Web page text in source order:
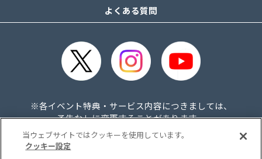
よくある質問
※各イベント特典・サービス内容につきましては、
予告なしに変更することがあります。
当ウェブサイトではクッキーを使用しています。
クッキー設定